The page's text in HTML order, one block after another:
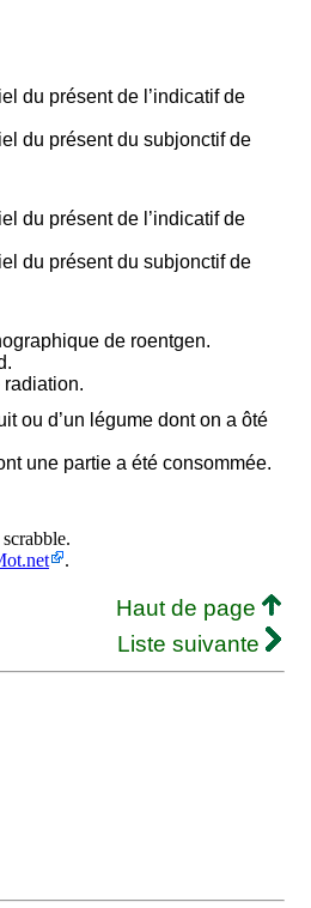
du présent de l’indicatif de
du présent du subjonctif de
du présent de l’indicatif de
du présent du subjonctif de
de roentgen.
radiation.
ou d’un légume dont on a ôté
une partie a été consommée.
.
Haut de page
Liste suivante